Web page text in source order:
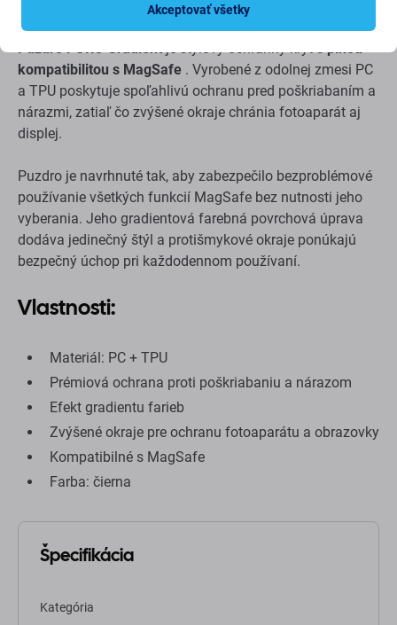
Puzdro PURO Gradientje štýlový ochranný kryt splnou
kompatibilitou s MagSafe . Vyrobené z odolnej zmesi PC
a TPU poskytuje spoľahlivú ochranu pred poškriabaním a
nárazmi, zatiaľ čo zvýšené okraje chránia fotoaparát aj
displej.
Puzdro je navrhnuté tak, aby zabezpečilo bezproblémové
používanie všetkých funkcií MagSafe bez nutnosti jeho
vyberania. Jeho gradientová farebná povrchová úprava
dodáva jedinečný štýl a protišmykové okraje ponúkajú
bezpečný úchop pri každodennom používaní.
Vlastnosti:
Materiál: PC + TPU
Prémiová ochrana proti poškriabaniu a nárazom
Efekt gradientu farieb
Zvýšené okraje pre ochranu fotoaparátu a obrazovky
Kompatibilné s MagSafe
Farba: čierna
Špecifikácia
Kategória
Akceptovať všetky